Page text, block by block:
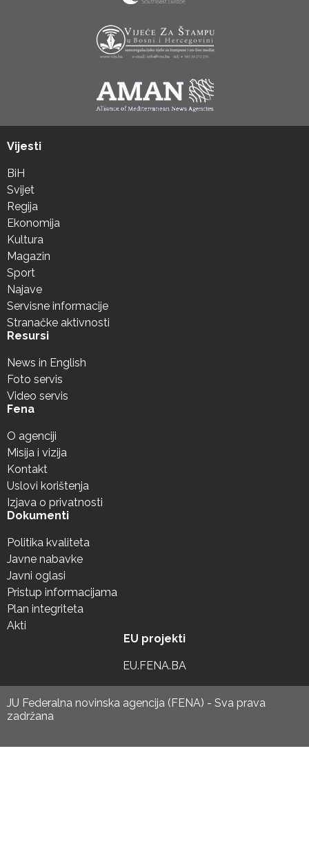
Vijesti
BiH
Svijet
Regija
Ekonomija
Kultura
Magazin
Sport
Najave
Servisne informacije
Stranačke aktivnosti
Resursi
News in English
Foto servis
Video servis
Fena
O agenciji
Misija i vizija
Kontakt
Uslovi korištenja
Izjava o privatnosti
Dokumenti
Politika kvaliteta
Javne nabavke
Javni oglasi
Pristup informacijama
Plan integriteta
Akti
EU projekti
EU.FENA.BA
JU Federalna novinska agencija (FENA) - Sva prava
zadržana